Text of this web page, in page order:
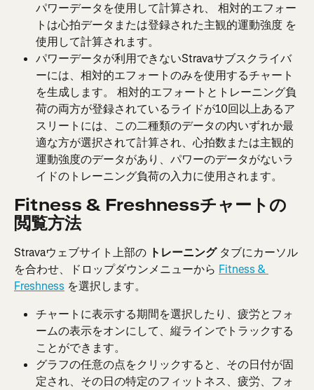
パワーデータを使用して計算され、 相対的エフォー
トは心拍データまたは登録された主観的運動強度 を
使用して計算されます。
パワーデータが利用できないStravaサブスクライバ
ーには、相対的エフォートのみを使用するチャート
を生成します。 相対的エフォートとトレーニング負
荷の両方が登録されているライドが10回以上あるア
スリートには、この二種類のデータの内いずれか最
適な方が選択されて計算され、心拍数または主観的
運動強度のデータがあり、パワーのデータがないラ
イドのトレーニング負荷の入力に使用されます。
Fitness & Freshnessチャートの
閲覧方法
Stravaウェブサイト上部の トレーニング タブにカーソル
を合わせ、ドロップダウンメニューから Fitness &
Freshness を選択します。
チャートに表示する期間を選択したり、疲労とフォ
ームの表示をオンにして、縦ラインでトラックする
ことができます。
グラフの任意の点をクリックすると、その日付が固
定され、その日の特定のフィットネス、疲労、フォ